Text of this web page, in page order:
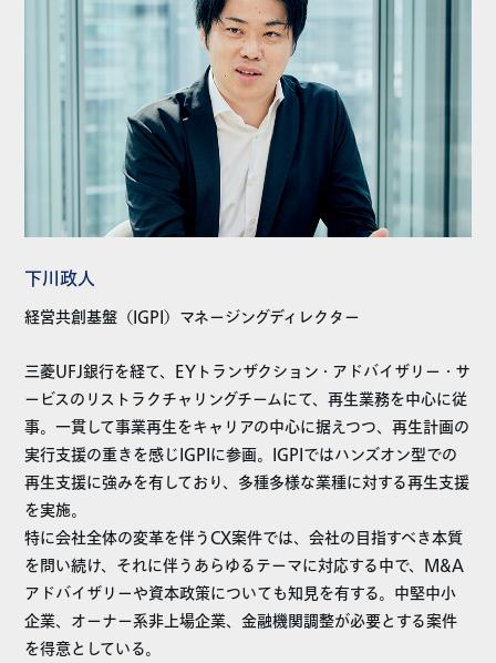
下川政人
経営共創基盤（IGPI）マネージングディレクター
三菱UFJ銀行を経て、EYトランザクション・アドバイザリー・サ
ービスのリストラクチャリングチームにて、再生業務を中心に従
事。一貫して事業再生をキャリアの中心に据えつつ、再生計画の
実行支援の重きを感じIGPIに参画。IGPIではハンズオン型での
再生支援に強みを有しており、多種多様な業種に対する再生支援
を実施。
特に会社全体の変革を伴うCX案件では、会社の目指すべき本質
を問い続け、それに伴うあらゆるテーマに対応する中で、M&A
アドバイザリーや資本政策についても知見を有する。中堅中小
企業、オーナー系非上場企業、金融機関調整が必要とする案件
を得意としている。